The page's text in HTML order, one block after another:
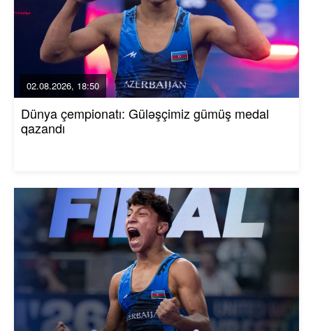
02.08.2026, 18:50
Dünya çempionatı: Güləşçimiz gümüş medal
qazandı